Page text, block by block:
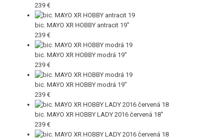
239 €
bic. MAYO XR HOBBY antracit 19"
239 €
bic. MAYO XR HOBBY modrá 19"
239 €
bic. MAYO XR HOBBY modrá 19"
239 €
bic. MAYO XR HOBBY LADY 2016 červená 18"
239 €